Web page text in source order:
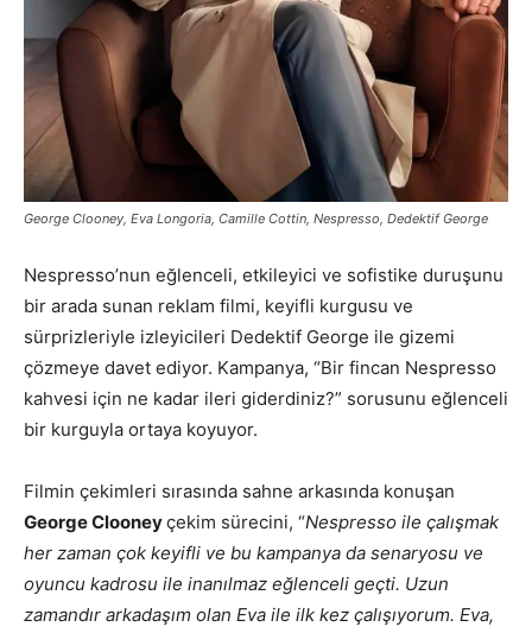
George Clooney, Eva Longoria, Camille Cottin, Nespresso, Dedektif George
Nespresso’nun eğlenceli, etkileyici ve sofistike duruşunu
bir arada sunan reklam filmi, keyifli kurgusu ve
sürprizleriyle izleyicileri Dedektif George ile gizemi
çözmeye davet ediyor. Kampanya, “Bir fincan Nespresso
kahvesi için ne kadar ileri giderdiniz?” sorusunu eğlenceli
bir kurguyla ortaya koyuyor.
Filmin çekimleri sırasında sahne arkasında konuşan
George Clooneyçekim sürecini, “Nespresso ile çalışmak
her zaman çok keyifli ve bu kampanya da senaryosu ve
oyuncu kadrosu ile inanılmaz eğlenceli geçti. Uzun
zamandır arkadaşım olan Eva ile ilk kez çalışıyorum. Eva,